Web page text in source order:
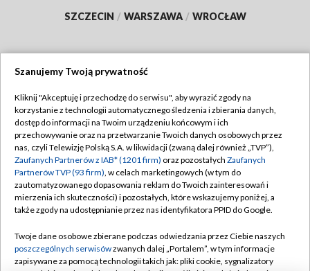
SZCZECIN / WARSZAWA / WROCŁAW
TVP
Abonament TVP
Emisja w TVP
Centrum informacji TVP
Naziemna Telewizja Cyfrowa
Rada Programowa
Regulamin TVP
Polityka prywatności
Moje zgody
Pomoc
Kontakt
Szanujemy Twoją prywatność
Kliknij "Akceptuję i przechodzę do serwisu", aby wyrazić zgody na
korzystanie z technologii automatycznego śledzenia i zbierania danych,
dostęp do informacji na Twoim urządzeniu końcowym i ich
przechowywanie oraz na przetwarzanie Twoich danych osobowych przez
nas, czyli Telewizję Polską S.A. w likwidacji (zwaną dalej również „TVP”),
Zaufanych Partnerów z IAB* (1201 firm) oraz pozostałych Zaufanych
Partnerów TVP (93 firm), w celach marketingowych (w tym do
zautomatyzowanego dopasowania reklam do Twoich zainteresowań i
mierzenia ich skuteczności) i pozostałych, które wskazujemy poniżej, a
także zgody na udostępnianie przez nas identyfikatora PPID do Google.
Twoje dane osobowe zbierane podczas odwiedzania przez Ciebie naszych
poszczególnych serwisówzwanych dalej „Portalem”, w tym informacje
zapisywane za pomocą technologii takich jak: pliki cookie, sygnalizatory